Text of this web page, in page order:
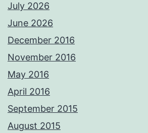
July 2026
June 2026
December 2016
November 2016
May 2016
April 2016
September 2015
August 2015